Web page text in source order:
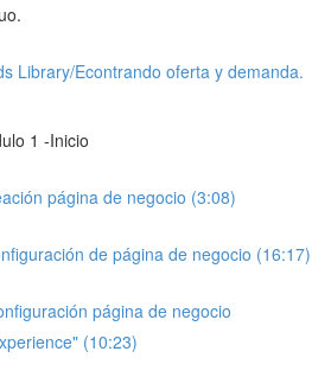
Library/Econtrando oferta y demanda.
1 -Inicio
página de negocio (3:08)
de página de negocio (16:17)
página de negocio
(10:23)